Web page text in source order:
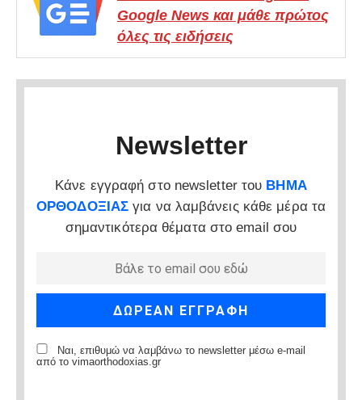
Google News και μάθε πρώτος
όλες τις ειδήσεις
Newsletter
Κάνε εγγραφή στο newsletter του ΒΗΜΑ
ΟΡΘΟΔΟΞΙΑΣ για να λαμβάνεις κάθε μέρα τα
σημαντικότερα θέματα στο email σου
Ναι, επιθυμώ να λαμβάνω το newsletter μέσω e-mail
από το vimaorthodoxias.gr